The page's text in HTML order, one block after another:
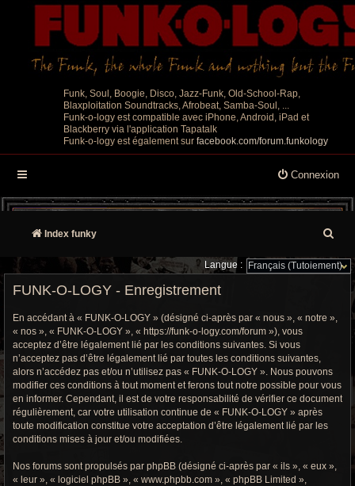
Funk, Soul, Boogie, Disco, Jazz-Funk, Old-School-Rap,
Blaxploitation Soundtracks, Afrobeat, Samba-Soul, ...
Funk-o-logy est compatible avec iPhone, Android, iPad et
Blackberry via l'application Tapatalk
Funk-o-logy est également sur facebook.com/forum.funkology
Connexion
Index funky
e
c
Langue :
FUNK-O-LOGY - Enregistrement
En accédant à « FUNK-O-LOGY » (désigné ci-après par « nous », « notre »,
« nos », « FUNK-O-LOGY », « https://funk-o-logy.com/forum »), vous
acceptez d’être légalement lié par les conditions suivantes. Si vous
n’acceptez pas d’être légalement lié par toutes les conditions suivantes,
alors n’accédez pas et/ou n’utilisez pas « FUNK-O-LOGY ». Nous pouvons
modifier ces conditions à tout moment et ferons tout notre possible pour vous
en informer. Cependant, il est de votre responsabilité de vérifier ce document
régulièrement, car votre utilisation continue de « FUNK-O-LOGY » après
toute modification constitue votre acceptation d’être légalement lié par les
conditions mises à jour et/ou modifiées.
Nos forums sont propulsés par phpBB (désigné ci-après par « ils », « eux »,
« leur », « logiciel phpBB », « www.phpbb.com », « phpBB Limited »,